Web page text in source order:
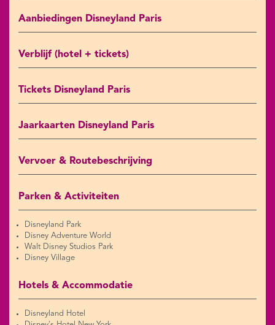
Aanbiedingen Disneyland Paris
Verblijf (hotel + tickets)
Tickets Disneyland Paris
Jaarkaarten Disneyland Paris
Vervoer & Routebeschrijving
Parken & Activiteiten
Disneyland Park
Disney Adventure World
Walt Disney Studios Park
Disney Village
Hotels & Accommodatie
Disneyland Hotel